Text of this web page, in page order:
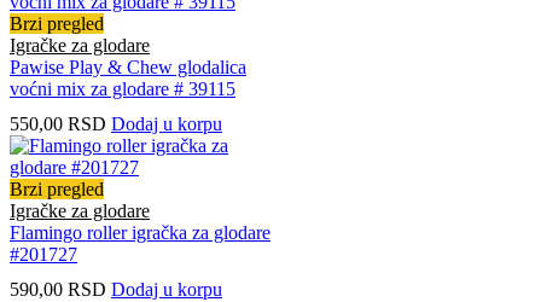
Brzi pregled
Igračke za glodare
Pawise Play & Chew glodalica
voćni mix za glodare # 39115
550,00 RSD Dodaj u korpu
Brzi pregled
Igračke za glodare
Flamingo roller igračka za glodare
#201727
590,00 RSD Dodaj u korpu